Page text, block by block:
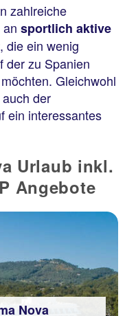
zahlreiche
sportlich aktive
, die ein wenig
der zu Spanien
Gleichwohl
der
ein interessantes
Urlaub inkl.
Angebote
Nova